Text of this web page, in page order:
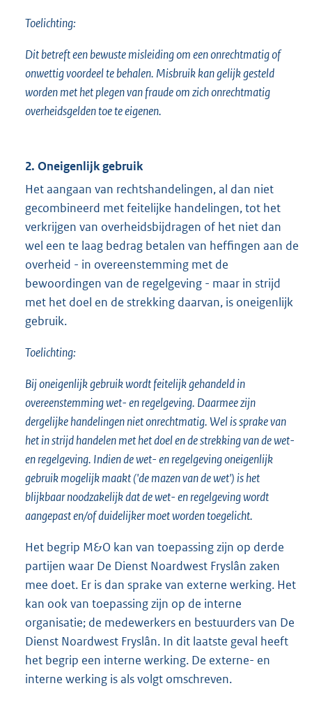
Toelichting:
Dit betreft een bewuste misleiding om een onrechtmatig of
onwettig voordeel te behalen. Misbruik kan gelijk gesteld
worden met het plegen van fraude om zich onrechtmatig
overheidsgelden toe te eigenen.
2. Oneigenlijk gebruik
Het aangaan van rechtshandelingen, al dan niet
gecombineerd met feitelijke handelingen, tot het
verkrijgen van overheidsbijdragen of het niet dan
wel een te laag bedrag betalen van heffingen aan de
overheid - in overeenstemming met de
bewoordingen van de regelgeving - maar in strijd
met het doel en de strekking daarvan, is oneigenlijk
gebruik.
Toelichting:
Bij oneigenlijk gebruik wordt feitelijk gehandeld in
overeenstemming wet- en regelgeving. Daarmee zijn
dergelijke handelingen niet onrechtmatig. Wel is sprake van
het in strijd handelen met het doel en de strekking van de wet-
en regelgeving. Indien de wet- en regelgeving oneigenlijk
gebruik mogelijk maakt ('de mazen van de wet') is het
blijkbaar noodzakelijk dat de wet- en regelgeving wordt
aangepast en/of duidelijker moet worden toegelicht.
Het begrip M&O kan van toepassing zijn op derde
partijen waar De Dienst Noardwest Fryslân zaken
mee doet. Er is dan sprake van externe werking. Het
kan ook van toepassing zijn op de interne
organisatie; de medewerkers en bestuurders van De
Dienst Noardwest Fryslân. In dit laatste geval heeft
het begrip een interne werking. De externe- en
interne werking is als volgt omschreven.